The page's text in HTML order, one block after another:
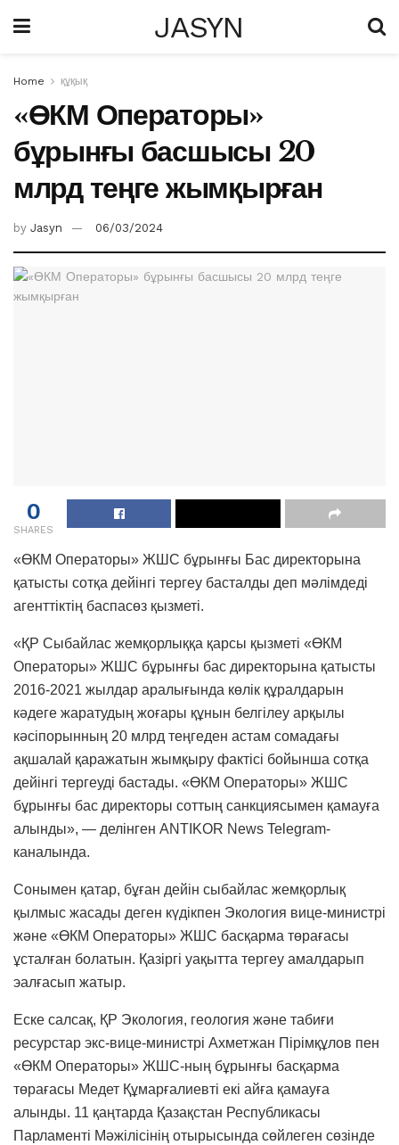
JASYN
Home құқық
«ӨКМ Операторы»
бұрынғы басшысы 20
млрд теңге жымқырған
by Jasyn 06/03/2024
0
SHARES
«ӨКМ Операторы» ЖШС бұрынғы Бас директорына
қатысты сотқа дейінгі тергеу басталды деп мәлімдеді
агенттіктің баспасөз қызметі.
«ҚР Сыбайлас жемқорлыққа қарсы қызметі «ӨКМ
Операторы» ЖШС бұрынғы бас директорына қатысты
2016-2021 жылдар аралығында көлік құралдарын
кәдеге жаратудың жоғары құнын белгілеу арқылы
кәсіпорынның 20 млрд теңгеден астам сомадағы
ақшалай қаражатын жымқыру фактісі бойынша сотқа
дейінгі тергеуді бастады. «ӨКМ Операторы» ЖШС
бұрынғы бас директоры соттың санкциясымен қамауға
алынды», — делінген ANTIKOR News Telegram-
каналында.
Сонымен қатар, бұған дейін сыбайлас жемқорлық
қылмыс жасады деген күдікпен Экология вице-министрі
және «ӨКМ Операторы» ЖШС басқарма төрағасы
ұсталған болатын. Қазіргі уақытта тергеу амалдарып
эалғасып жатыр.
Еске салсақ, ҚР Экология, геология және табиғи
ресурстар экс-вице-министрі Ахметжан Пірімқұлов пен
«ӨКМ Операторы» ЖШС-ның бұрынғы басқарма
төрағасы Медет Құмарғалиевті екі айға қамауға
алынды. 11 қаңтарда Қазақстан Республикасы
Парламенті Мәжілісінің отырысында сөйлеген сөзінде